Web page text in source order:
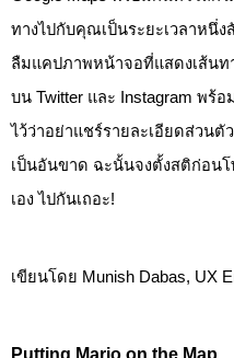
ทางไปกับคุณเป็นระยะเวลาหนึ่
ลืมแคปภาพหน้าจอที่แสดงเส้นท
บน Twitter และ Instagram พร้
ไว้ว่าอย่าแชร์รายละเอียดส่วน
เป็นอันขาด ฉะนั้นจงตั้งสติก่อน
เอง ไปกันเถอะ!
เขียนโดย Munish Dabas, UX
Putting Mario on the Map